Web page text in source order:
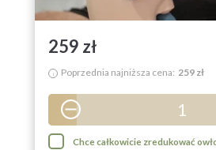
259 zł
i Poprzednia najniższa cena: 259 zł
1
2
Chce całkowicie zredukować